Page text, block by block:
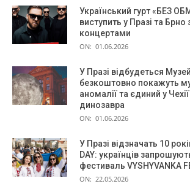
Український гурт «БЕЗ
виступить у Празі та
концертами
ON: 01.06.2026
У Празі відбудеться
безкоштовно покажуть
аномалії та єдиний у
динозавра
ON: 01.06.2026
У Празі відзначать 10
DAY: українців
фестиваль VYSHYVANKA
ON: 22.05.2026